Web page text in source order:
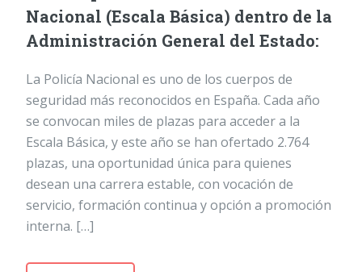
Nacional (Escala Básica) dentro de la
Administración General del Estado:
La Policía Nacional es uno de los cuerpos de
seguridad más reconocidos en España. Cada año
se convocan miles de plazas para acceder a la
Escala Básica, y este año se han ofertado 2.764
plazas, una oportunidad única para quienes
desean una carrera estable, con vocación de
servicio, formación continua y opción a promoción
interna. […]